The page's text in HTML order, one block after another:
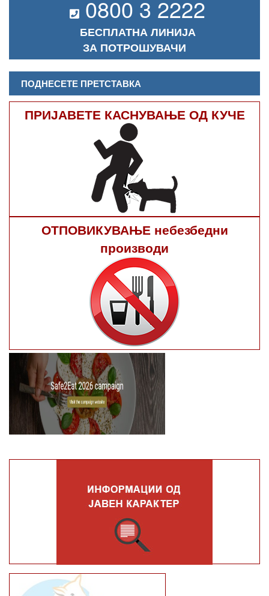
0800 3 2222
БЕСПЛАТНА ЛИНИЈА
ЗА ПОТРОШУВАЧИ
ПОДНЕСЕТЕ ПРЕТСТАВКА
ПРИЈАВЕТЕ КАСНУВАЊЕ ОД КУЧЕ
ОТПОВИКУВАЊЕ небезбедни
производи